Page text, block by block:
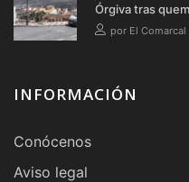
Órgiva tras
por El Comarcal
INFORMACIÓN
Conócenos
Aviso legal